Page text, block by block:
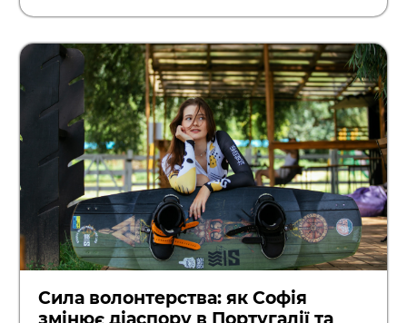
Сила волонтерства: як Софія
змінює діаспору в Португалії та